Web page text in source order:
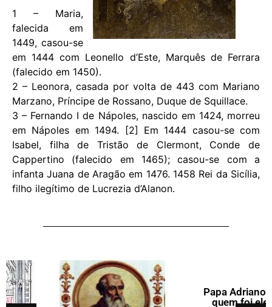
1 – Maria,
falecida em
1449, casou-se
em 1444 com Leonello d’Este, Marquês de Ferrara
(falecido em 1450).
2 – Leonora, casada por volta de 443 com Mariano
Marzano, Príncipe de Rossano, Duque de Squillace.
3 – Fernando I de Nápoles, nascido em 1424, morreu
em Nápoles em 1494. [2] Em 1444 casou-se com
Isabel, filha de Tristão de Clermont, Conde de
Cappertino (falecido em 1465); casou-se com a
infanta Juana de Aragão em 1476. 1458 Rei da Sicília,
filho ilegítimo de Lucrezia d’Alanon.